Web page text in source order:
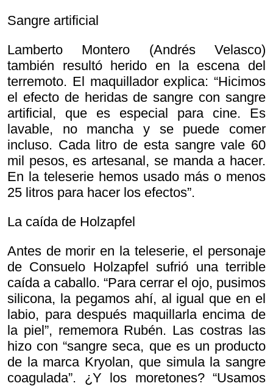
Sangre artificial
Lamberto Montero (Andrés Velasco)
también resultó herido en la escena del
terremoto. El maquillador explica: “Hicimos
el efecto de heridas de sangre con sangre
artificial, que es especial para cine. Es
lavable, no mancha y se puede comer
incluso. Cada litro de esta sangre vale 60
mil pesos, es artesanal, se manda a hacer.
En la teleserie hemos usado más o menos
25 litros para hacer los efectos”.
La caída de Holzapfel
Antes de morir en la teleserie, el personaje
de Consuelo Holzapfel sufrió una terrible
caída a caballo. “Para cerrar el ojo, pusimos
silicona, la pegamos ahí, al igual que en el
labio, para después maquillarla encima de
la piel”, rememora Rubén. Las costras las
hizo con “sangre seca, que es un producto
de la marca Kryolan, que simula la sangre
coagulada”. ¿Y los moretones? “Usamos